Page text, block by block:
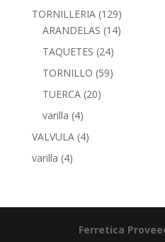
TORNILLERIA (129)
ARANDELAS (14)
TAQUETES (24)
TORNILLO (59)
TUERCA (20)
varilla (4)
VALVULA (4)
varilla (4)
Ferretica